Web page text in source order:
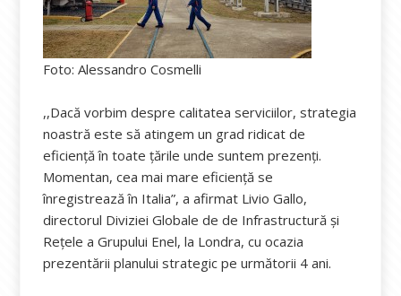
Foto: Alessandro Cosmelli
,,Dacă vorbim despre calitatea serviciilor, strategia
noastră este să atingem un grad ridicat de
eficienţă în toate ţările unde suntem prezenţi.
Momentan, cea mai mare eficienţă se
înregistrează în Italia”, a afirmat Livio Gallo,
directorul Diviziei Globale de de Infrastructură şi
Reţele a Grupului Enel, la Londra, cu ocazia
prezentării planului strategic pe următorii 4 ani.